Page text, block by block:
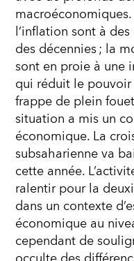
l’inflation sont à
des décennies ; la
sont en proie à une
qui réduit le pouvoir
frappe de plein
situation a mis un
économique. La
subsaharienne va
cette année.
ralentir pour la
dans un contexte
économique au
cependant de